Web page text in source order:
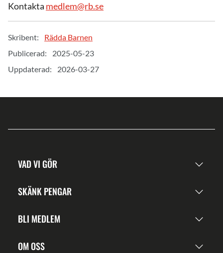
Kontakta medlem@rb.se
Skribent:
Rädda Barnen
Publicerad:
2025-05-23
Uppdaterad:
2026-03-27
VAD VI GÖR
SKÄNK PENGAR
BLI MEDLEM
OM OSS